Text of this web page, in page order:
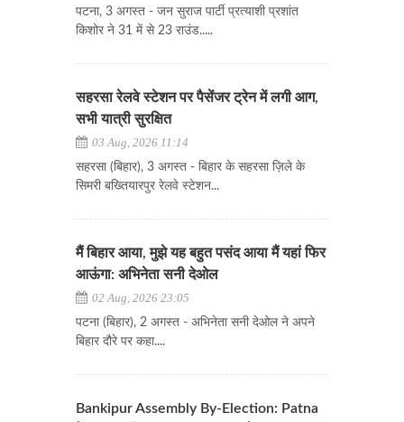
पटना, 3 अगस्त - जन सुराज पार्टी प्रत्याशी प्रशांत
किशोर ने 31 में से 23 राउंड.....
सहरसा रेलवे स्टेशन पर पैसेंजर ट्रेन में लगी आग,
सभी यात्री सुरक्षित
03 Aug, 2026 11:14
सहरसा (बिहार), 3 अगस्त - बिहार के सहरसा ज़िले के
सिमरी बख्तियारपुर रेलवे स्टेशन...
मैं बिहार आया, मुझे यह बहुत पसंद आया मैं यहां फिर
आऊंगा: अभिनेता सनी देओल
02 Aug, 2026 23:05
पटना (बिहार), 2 अगस्त - अभिनेता सनी देओल ने अपने
बिहार दौरे पर कहा....
Bankipur Assembly By-Election: Patna